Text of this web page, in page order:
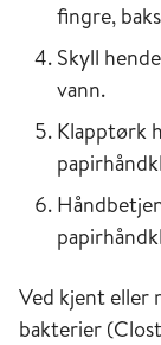
fingre,
Skyll
vann.
Klapptørk
Ved kjent eller
bakterier